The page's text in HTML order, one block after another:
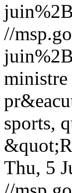
//
ministre
sports,
Thu, 5